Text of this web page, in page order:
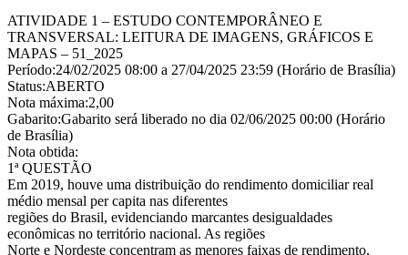
ATIVIDADE 1 – ESTUDO CONTEMPORÂNEO E
TRANSVERSAL: LEITURA DE IMAGENS, GRÁFICOS E
MAPAS – 51_2025
Período:24/02/2025 08:00 a 27/04/2025 23:59 (Horário de Brasília)
Status:ABERTO
Nota máxima:2,00
Gabarito:Gabarito será liberado no dia 02/06/2025 00:00 (Horário
de Brasília)
Nota obtida:
1ª QUESTÃO
Em 2019, houve uma distribuição do rendimento domiciliar real
médio mensal per capita nas diferentes
regiões do Brasil, evidenciando marcantes desigualdades
econômicas no território nacional. As regiões
Norte e Nordeste concentram as menores faixas de rendimento,